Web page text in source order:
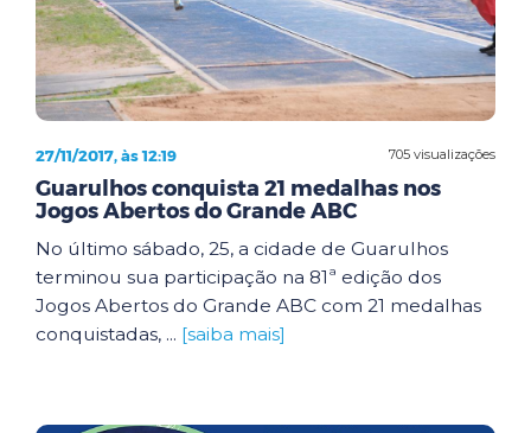
705 visualizações
27/11/2017, às 12:19
Guarulhos conquista 21 medalhas nos
Jogos Abertos do Grande ABC
No último sábado, 25, a cidade de Guarulhos
terminou sua participação na 81ª edição dos
Jogos Abertos do Grande ABC com 21 medalhas
conquistadas, ... [saiba mais]